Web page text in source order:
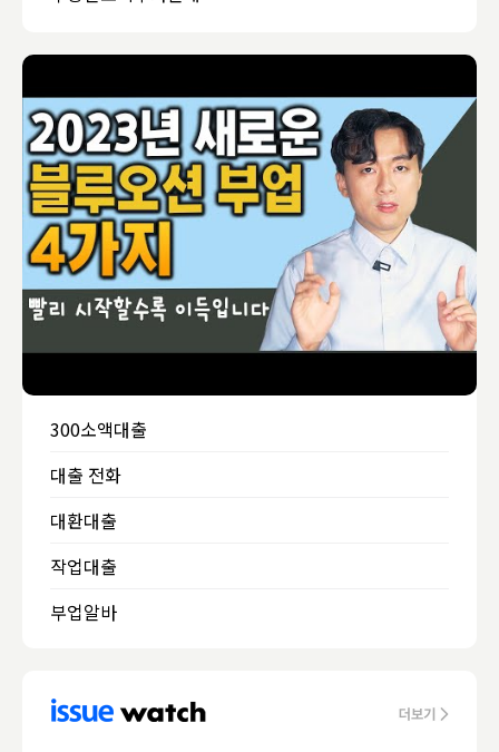
300소액대출
대출 전화
대환대출
작업대출
부업알바